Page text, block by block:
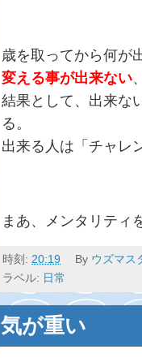
歳を取ってから何が
変える事が出来ない
結果として、出来な
る。
出来る人は「チャレ
まあ、メンタリティ
時刻: 20:19 By ウズマス
ラベル: 日常
気が重い